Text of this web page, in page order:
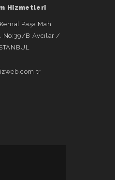
Hizmetleri
Paşa Mah.
No:39/B Avcılar /